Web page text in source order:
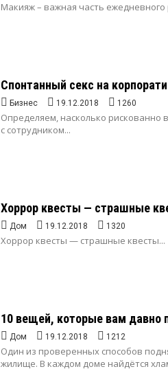
Макияж – важная часть
Спонтанный секс на
Бизнес 19.12.2018 1260
Определяем, насколько рискованно
с сотрудником...
Хоррор квесты — страшные
Дом 19.12.2018 1320
Хоррор квесты — страшные квесты...
10 вещей, которые вам давно
Дом 19.12.2018 1212
Один из проверенных способов
жилище. В каждом доме найдётся